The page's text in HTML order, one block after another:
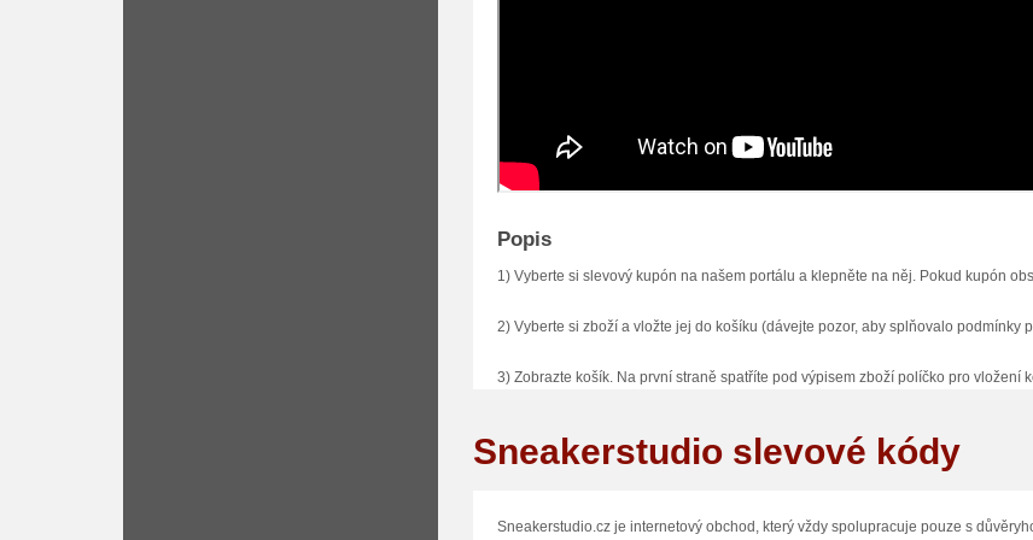
Popis
1) Vyberte si slevový kupón na našem portálu a klepněte na něj. Pokud kupón
2) Vyberte si zboží a vložte jej do košíku (dávejte pozor, aby splňovalo podmínky
3) Zobrazte košík. Na první straně spatříte pod výpisem zboží políčko pro vložení
Sneakerstudio slevové kódy
Sneakerstudio.cz je internetový obchod, který vždy spolupracuje pouze s